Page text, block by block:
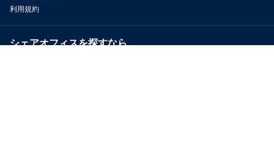
利用規約
シェアオフィスを探すなら